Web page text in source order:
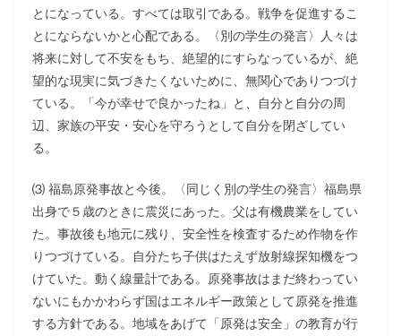
とになっている。すべては取引である。戦争を促進するこ
とにならないかと心配である。〈別の学生の発言〉人々は
将来に対して不安をもち、絶望的にすらなっているが、絶
望的な現実に気づきたくないために、無関心でありつづけ
ている。「今が幸せで良かったね」と、自分と自分の周
辺、家族の平安・安心を守ろうとして自分を閉ざしてい
る。
⑶ 福島原発事故と今後。〈同じく別の学生の発言〉福島県
出身で５歳のときに震災にあった。父は有機農業をしてい
た。事故後も地元に残り、安全性を検査するため作物を作
りつづけている。自分たち子供はたえず放射線探知機をつ
けていた。動く線量計である。原発事故はまだ終わってい
ないにもかかわらず国はエネルギー政策として原発を推進
する方針である。地域をあげて「原発は安全」の教育が行